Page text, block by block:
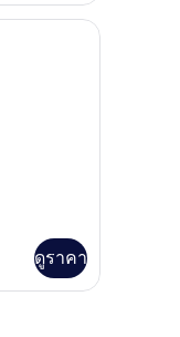
กันแสง, ห้องเก็บเสียง, เตา
ดูราคา